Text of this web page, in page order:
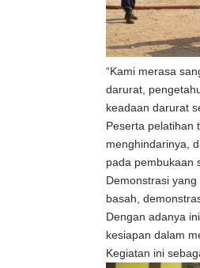
“Kami merasa
darurat,
keadaan darurat
Peserta pelatihan
menghindarinya,
pada pembukaan
Demonstrasi
basah,
Dengan adanya
kesiapan dalam
Kegiatan ini